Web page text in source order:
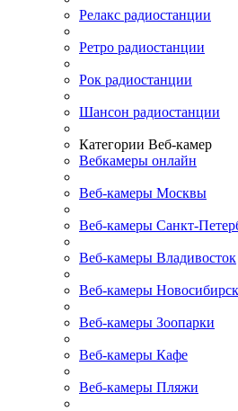
Релакс радиостанции
Ретро радиостанции
Рок радиостанции
Шансон радиостанции
Категории Веб-камер
Вебкамеры онлайн
Веб-камеры Москвы
Веб-камеры Санкт-
Веб-камеры Владивосток
Веб-камеры Новосибирск
Веб-камеры Зоопарки
Веб-камеры Кафе
Веб-камеры Пляжи